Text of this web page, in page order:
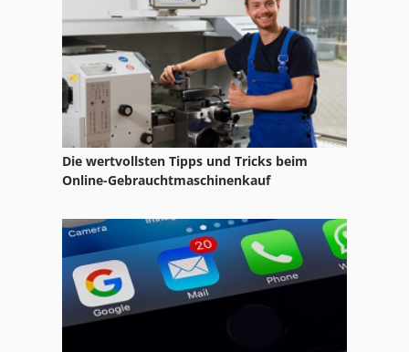
Elektromotor 5 5 Kw 1450
Elektromotor 5 5Kw 1450
Elektromotoren
Hanning Elektromotor
Hydraulik
Hydraulikmotor Danfoss
Hydraulikpumpe
Hydraulische Pumpe
Die wertvollsten Tipps und Tricks beim
Online-Gebrauchtmaschinenkauf